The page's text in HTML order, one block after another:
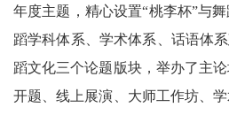
年度主题，精心设置“桃李杯”与
蹈学科体系、学术体系、话语体
蹈文化三个论题版块，举办了主
开题、线上展演、大师工作坊、